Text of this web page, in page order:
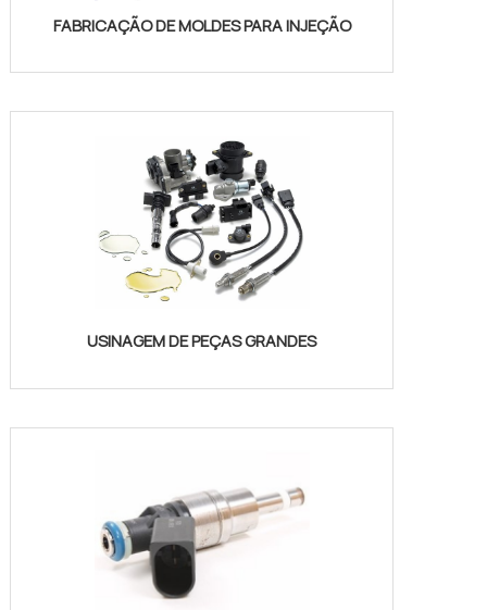
FABRICAÇÃO DE MOLDES PARA INJEÇÃO
USINAGEM DE PEÇAS GRANDES